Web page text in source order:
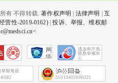
所有 不得转载.著作权声明 法律声明
互
营性-2019-0162)|投诉、举报、维权邮
网
络
会
征
8082 31010402000321